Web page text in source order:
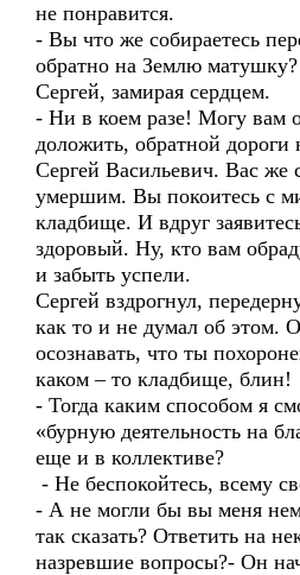
не понравится.
- Вы что же собираетесь
обратно на Землю
Сергей, замирая сердцем.
- Ни в коем разе! Могу вам
доложить, обратной дороги
Сергей Васильевич. Вас же
умершим. Вы покоитесь с
кладбище. И вдруг
здоровый. Ну, кто вам
и забыть успели.
Сергей вздрогнул,
как то и не думал об этом.
осознавать, что ты
каком – то кладбище, блин!
- Тогда каким способом я
«бурную деятельность на
еще и в коллективе?
- Не беспокойтесь, всему
- А не могли бы вы меня
так сказать? Ответить на
назревшие вопросы?- Он